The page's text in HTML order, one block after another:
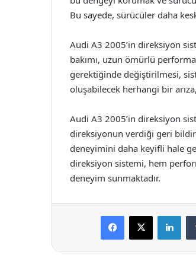
Bu sayede, sürücüler daha
Audi A3 2005’in direksiyon
bakımı, uzun ömürlü
gerektiğinde değiştirilmesi,
oluşabilecek herhangi bir
Audi A3 2005’in direksiyon
direksiyonun verdiği geri
deneyimini daha keyifli hale
direksiyon sistemi, hem
deneyim sunmaktadır.
Facebook
X